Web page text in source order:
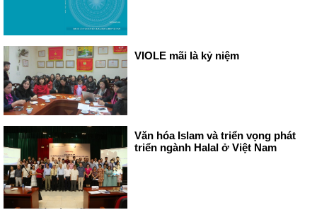
VIOLE mãi là kỷ niệm
Văn hóa Islam và triển vọng phát
triển ngành Halal ở Việt Nam